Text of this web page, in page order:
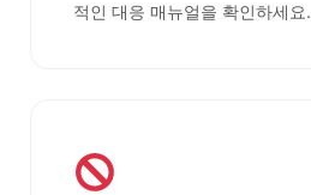
적인 대응 매뉴얼을 확인하세요.